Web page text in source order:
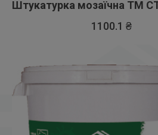
Штукатурка мозаїчна ТМ
1100.1 ₴